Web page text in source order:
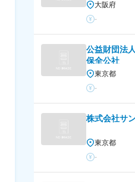
大阪府
-
公益財団法
保全公社
東京都
-
株式会社サ
東京都
-